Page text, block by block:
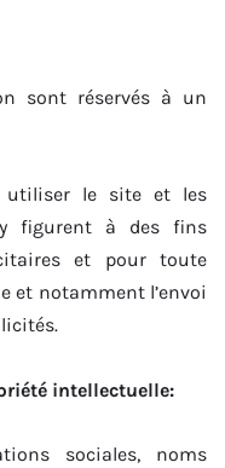
sont réservés à un
utiliser le site et les
figurent à des fins
et pour toute
et notamment l’envoi
intellectuelle:
sociales, noms